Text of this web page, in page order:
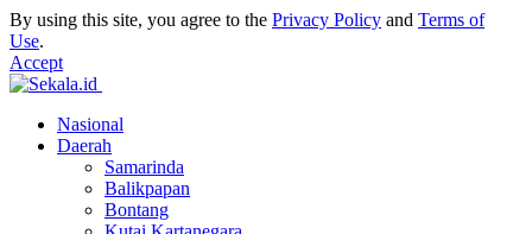
By using this site, you agree to the Privacy Policy and Terms of
Use.
Accept
Nasional
Daerah
Samarinda
Balikpapan
Bontang